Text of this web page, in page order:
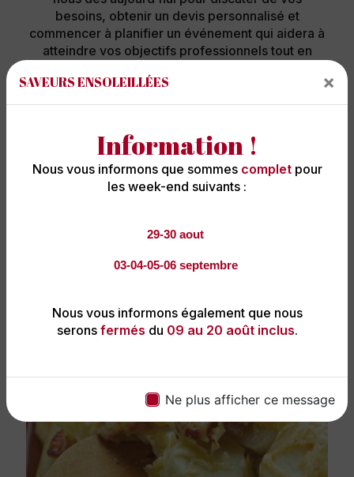
SAVEURS ENSOLEILLÉES ×
Information !
Nous vous informons que sommes completpour
les week-end suivants :
29-30 aout
03-04-05-06 septembre
Nous vous informons également que nous
serons fermés du 09 au 20 août inclus.
Ne plus afficher ce message
besoins, obtenir un devis personnalisé et
commencer à planifier un événement qui aidera à
atteindre vos objectifs professionnels tout en
Avec Saveurs Ensoleillées, chaque repas
entreprise d'entreprise devient une opportunité
En savoir plus Contactez-nous